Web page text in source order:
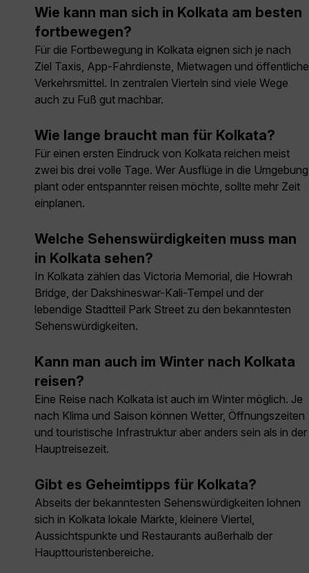
Wie kann man sich in Kolkata am besten
fortbewegen?
Für die Fortbewegung in Kolkata eignen sich je nach
Ziel Taxis, App-Fahrdienste, Mietwagen und öffentliche
Verkehrsmittel. In zentralen Vierteln sind viele Wege
auch zu Fuß gut machbar.
Wie lange braucht man für Kolkata?
Für einen ersten Eindruck von Kolkata reichen meist
zwei bis drei volle Tage. Wer Ausflüge in die Umgebung
plant oder entspannter reisen möchte, sollte mehr Zeit
einplanen.
Welche Sehenswürdigkeiten muss man
in Kolkata sehen?
In Kolkata zählen das Victoria Memorial, die Howrah
Bridge, der Dakshineswar-Kali-Tempel und der
lebendige Stadtteil Park Street zu den bekanntesten
Sehenswürdigkeiten.
Kann man auch im Winter nach Kolkata
reisen?
Eine Reise nach Kolkata ist auch im Winter möglich. Je
nach Klima und Saison können Wetter, Öffnungszeiten
und touristische Infrastruktur aber anders sein als in der
Hauptreisezeit.
Gibt es Geheimtipps für Kolkata?
Abseits der bekanntesten Sehenswürdigkeiten lohnen
sich in Kolkata lokale Märkte, kleinere Viertel,
Aussichtspunkte und Restaurants außerhalb der
Haupttouristenbereiche.